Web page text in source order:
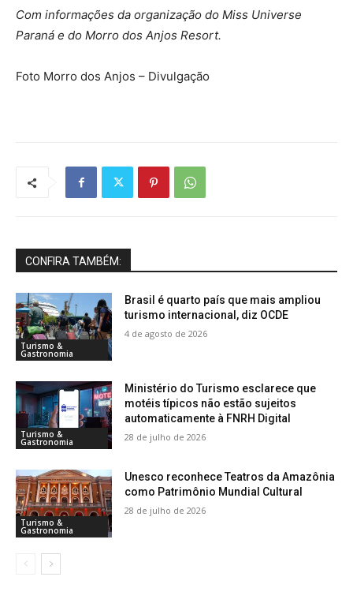
Com informações da organização do Miss Universe
Paraná e do Morro dos Anjos Resort.
Foto Morro dos Anjos – Divulgação
CONFIRA TAMBÉM:
Turismo &
Gastronomia
Brasil é quarto país que mais ampliou
turismo internacional, diz OCDE
4 de agosto de 2026
Turismo &
Gastronomia
Ministério do Turismo esclarece que
motéis típicos não estão sujeitos
automaticamente à FNRH Digital
28 de julho de 2026
Turismo &
Gastronomia
Unesco reconhece Teatros da Amazônia
como Patrimônio Mundial Cultural
28 de julho de 2026